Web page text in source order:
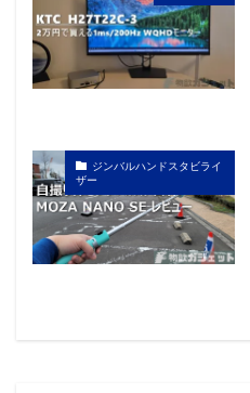
ジンバルハンドスタビライ
ザー